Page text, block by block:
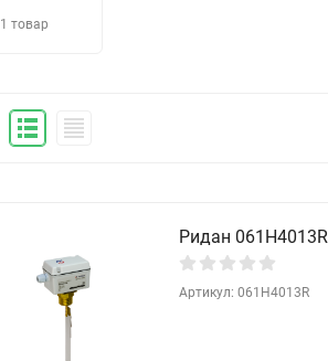
1 товар
Ридан
Артикул: 061H4013R